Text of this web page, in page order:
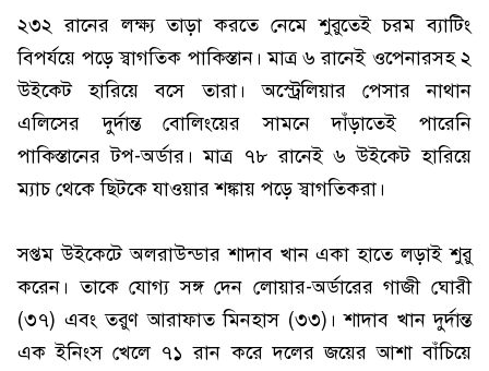
২৩২ রানের লক্ষ্য তাড়া করতে নেমে শুরুতেই চরম ব্যাটিং
বিপর্যয়ে পড়ে স্বাগতিক পাকিস্তান। মাত্র ৬ রানেই ওপেনারসহ ২
উইকেট হারিয়ে বসে তারা। অস্ট্রেলিয়ার পেসার নাথান
এলিসের দুর্দান্ত বোলিংয়ের সামনে দাঁড়াতেই পারেনি
পাকিস্তানের টপ-অর্ডার। মাত্র ৭৮ রানেই ৬ উইকেট হারিয়ে
ম্যাচ থেকে ছিটকে যাওয়ার শঙ্কায় পড়ে স্বাগতিকরা।
সপ্তম উইকেটে অলরাউন্ডার শাদাব খান একা হাতে লড়াই শুরু
করেন। তাকে যোগ্য সঙ্গ দেন লোয়ার-অর্ডারের গাজী ঘোরী
(৩৭) এবং তরুণ আরাফাত মিনহাস (৩৩)। শাদাব খান দুর্দান্ত
এক ইনিংস খেলে ৭১ রান করে দলের জয়ের আশা বাঁচিয়ে